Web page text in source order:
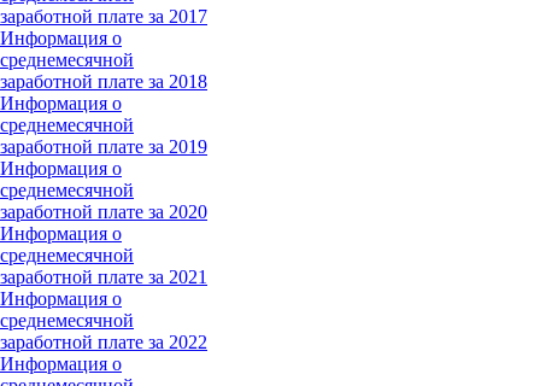
заработной плате за 2017
Информация о
среднемесячной
заработной плате за 2018
Информация о
среднемесячной
заработной плате за 2019
Информация о
среднемесячной
заработной плате за 2020
Информация о
среднемесячной
заработной плате за 2021
Информация о
среднемесячной
заработной плате за 2022
Информация о